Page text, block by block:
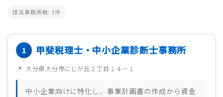
該当事務所数: 7件
甲斐税理士・中小企業診断士事務所
大分県大分市にじが丘２丁目１４－１
中小企業向けに特化し、事業計画書の作成から資金